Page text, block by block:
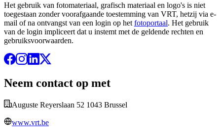
Het gebruik van fotomateriaal, grafisch materiaal en logo's is niet
toegestaan zonder voorafgaande toestemming van VRT, hetzij via e-
mail of na ontvangst van een login op het fotoportaal. Het gebruik
van de login impliceert dat u instemt met de geldende rechten en
gebruiksvoorwaarden.
Neem contact op met
Auguste Reyerslaan 52 1043 Brussel
www.vrt.be